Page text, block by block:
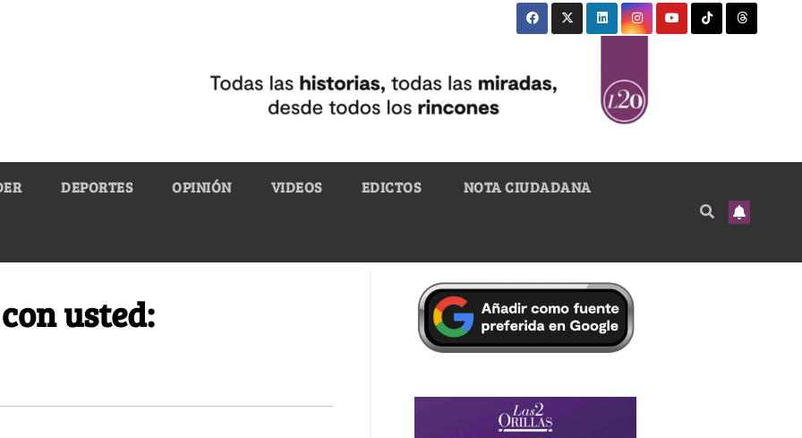
DEPORTES OPINIÓN VIDEOS EDICTOS NOTA CIUDADANA
usted: